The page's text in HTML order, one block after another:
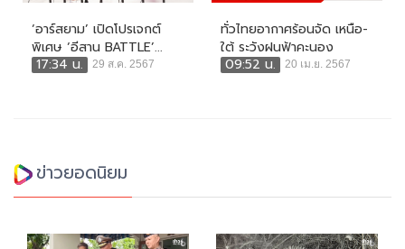
‘อาร์สยาม’ เปิดโปรเจกต์
พิเศษ ‘อีสาน BATTLE’...
17:34 น.
29 ส.ค. 2567
ทั่วไทยอากาศร้อนจัด เหนือ-
ใต้ ระวังฝนฟ้าคะนอง
09:52 น.
20 เม.ย. 2567
ข่าวยอดนิยม